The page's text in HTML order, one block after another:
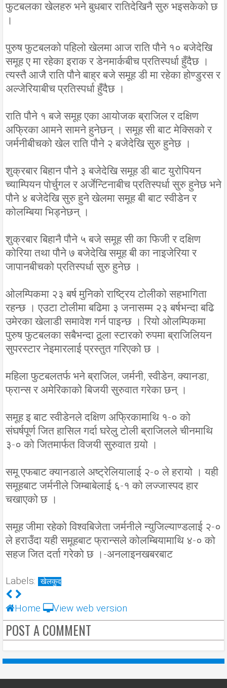
फुटबलका खेलहरु भने बुधबार रातिदेखिनै सुरु भइसकेको छ
।
पुरुष फुटबलको पहिलो खेलमा आज राति पौने १० बजेदेखि
समूह ए मा रहेका इराक र डेनमार्कबीच प्रतिस्पर्धा हुँदैछ ।
त्यस्तै आजै राति पौने बाह्र बजे समूह डी मा रहेका होण्डुरस र
अल्जेरियाबीच प्रतिस्पर्धा हुँदैछ ।
राति पौने १ बजे समूह एका आयोजक ब्राजिल र दक्षिण
अफ्रिका आमने सामने हुनेछन् । समूह सी बाट मेक्सिको र
जर्मनीबीचको खेल राति पौने २ बजेदेखि सुरु हुनेछ ।
शुक्रबार बिहान पौने ३ बजेदेखि समूह डी बाट युरोपियन
च्याम्पियन पोर्चुगल र अर्जेन्टिनाबीच प्रतिस्पर्धा सुरु हुनेछ भने
पौने ४ बजेदेखि सुरु हुने खेलमा समूह बी बाट स्वीडेन र
कोलम्बिया भिड्नेछन् ।
शुक्रबार बिहानै पौने ५ बजे समूह सी का फिजी र दक्षिण
कोरिया तथा पौने ७ बजेदेखि समूह बी का नाइजेरिया र
जापानबीचको प्रतिस्पर्धा सुरु हुनेछ ।
ओलम्पिकमा २३ बर्ष मुनिको राष्ट्रिय टोलीको सहभागिता
रहन्छ । एउटा टोलीमा बढिमा ३ जनासम्म २३ बर्षभन्दा बढि
उमेरका खेलाडी समावेश गर्न पाइन्छ । रियो ओलम्पिकमा
पुरुष फुटबलका सबैभन्दा ठूला स्टारको रुपमा ब्राजिलियन
सुपरस्टार नेइमारलाई प्रस्तुत गरिएको छ ।
महिला फुटबलतर्फ भने ब्राजिल, जर्मनी, स्वीडेन, क्यानडा,
फ्रान्स र अमेरिकाको बिजयी सुरुवात गरेका छन् ।
समूह इ बाट स्वीडेनले दक्षिण अफ्रिकामाथि १-० को
संघर्षपूर्ण जित हासिल गर्दा घरेलु टोली ब्राजिलले चीनमाथि
३-० को जितमार्फत विजयी सुरुवात गर्‍यो ।
समू एफबाट क्यानडाले अष्ट्रेलियालाई २-० ले हरायो । यही
समूहबाट जर्मनीले जिम्बाबेलाई ६-१ को लज्जास्पद हार
चखाएको छ ।
समूह जीमा रहेको विश्वबिजेता जर्मनीले न्युजिल्याण्डलाई २-०
ले हराउँदा यही समूहबाट फ्रान्सले कोलम्बियामाथि ४-० को
सहज जित दर्ता गरेको छ ।-अनलाइनखबरबाट
Labels: खेलकुद
Home View web version
POST A COMMENT